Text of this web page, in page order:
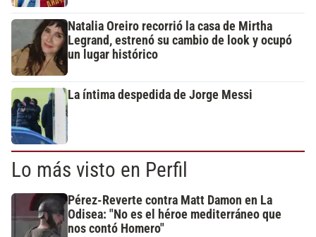
Natalia Oreiro recorrió la casa de Mirtha
Legrand, estrenó su cambio de look y ocupó
un lugar histórico
La íntima despedida de Jorge Messi
Lo más visto en Perfil
Pérez-Reverte contra Matt Damon en La
Odisea: "No es el héroe mediterráneo que
nos contó Homero"